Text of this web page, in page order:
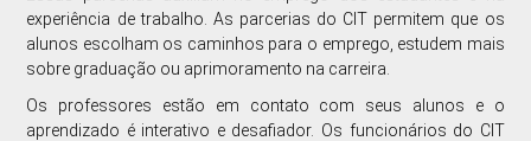
experiência de trabalho. As parcerias do CIT permitem que os
alunos escolham os caminhos para o emprego, estudem mais
sobre graduação ou aprimoramento na carreira.
Os professores estão em contato com seus alunos e o
aprendizado é interativo e desafiador. Os funcionários do CIT